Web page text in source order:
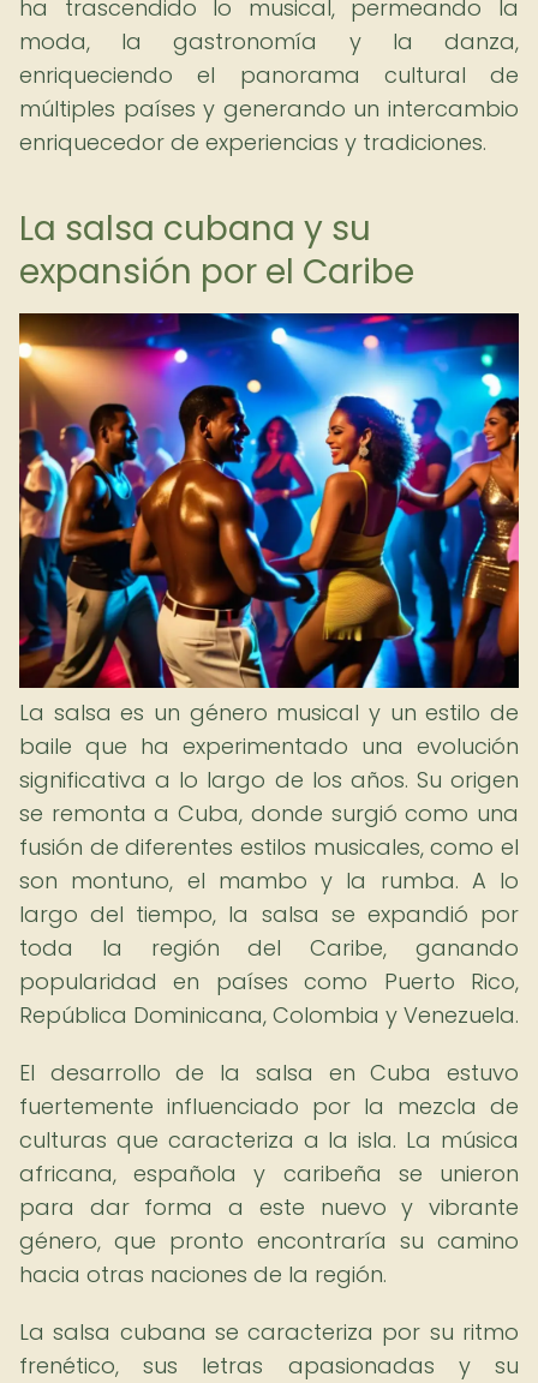
ha trascendido lo musical, permeando la
moda, la gastronomía y la danza,
enriqueciendo el panorama cultural de
múltiples países y generando un intercambio
enriquecedor de experiencias y tradiciones.
La salsa cubana y su
expansión por el Caribe
La salsa es un género musical y un estilo de
baile que ha experimentado una evolución
significativa a lo largo de los años. Su origen
se remonta a Cuba, donde surgió como una
fusión de diferentes estilos musicales, como el
son montuno, el mambo y la rumba. A lo
largo del tiempo, la salsa se expandió por
toda la región del Caribe, ganando
popularidad en países como Puerto Rico,
República Dominicana, Colombia y Venezuela.
El desarrollo de la salsa en Cuba estuvo
fuertemente influenciado por la mezcla de
culturas que caracteriza a la isla. La música
africana, española y caribeña se unieron
para dar forma a este nuevo y vibrante
género, que pronto encontraría su camino
hacia otras naciones de la región.
La salsa cubana se caracteriza por su ritmo
frenético, sus letras apasionadas y su